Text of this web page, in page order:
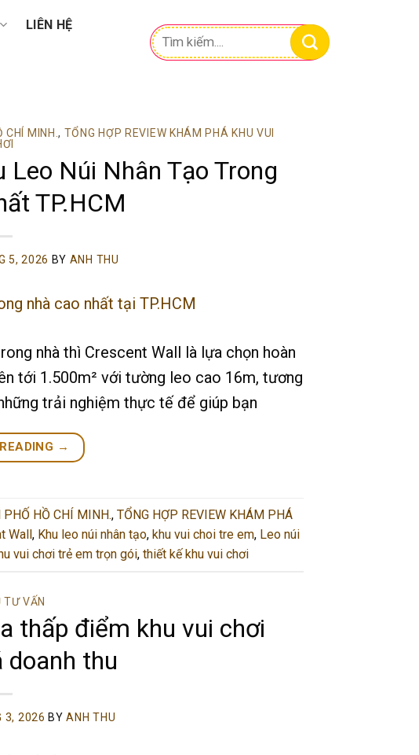
LIÊN HỆ
Tìm
kiếm:
CHÍ MINH., TỔNG HỢP REVIEW KHÁM PHÁ KHU VUI
Leo Núi Nhân Tạo Trong
TP.HCM
5, 2026 BY ANH THU
nhà thì Crescent Wall là lựa chọn hoàn
tới 1.500m² với tường leo cao 16m, tương
trải nghiệm thực tế để giúp bạn
→
PHỐ HỒ CHÍ MINH., TỔNG HỢP REVIEW KHÁM PHÁ
Wall, Khu leo núi nhân tạo, khu vui choi tre em, Leo núi
vui chơi trẻ em trọn gói, thiết kế khu vui chơi
TƯ VẤN
thấp điểm khu vui chơi
thu
3, 2026 BYANH THU